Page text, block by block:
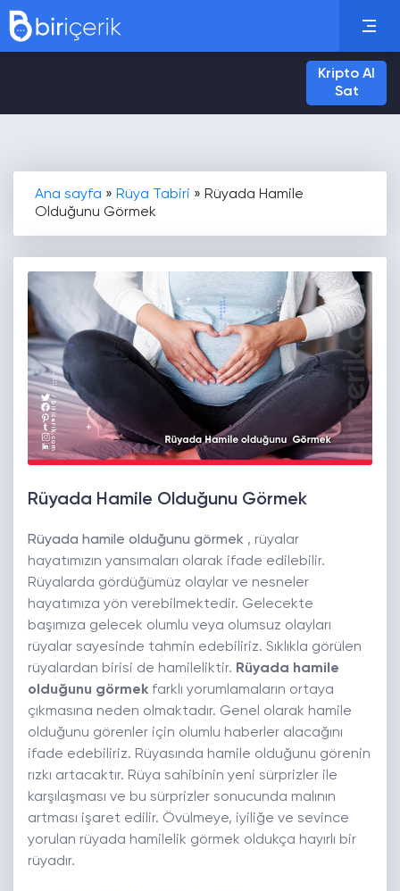
Kripto Al
Sat
Ana sayfa » Rüya Tabiri » Rüyada Hamile
Olduğunu Görmek
Rüyada Hamile Olduğunu Görmek
Rüyada hamile olduğunu görmek , rüyalar
hayatımızın yansımaları olarak ifade edilebilir.
Rüyalarda gördüğümüz olaylar ve nesneler
hayatımıza yön verebilmektedir. Gelecekte
başımıza gelecek olumlu veya olumsuz olayları
rüyalar sayesinde tahmin edebiliriz. Sıklıkla görülen
rüyalardan birisi de hamileliktir. Rüyada hamile
olduğunu görmek farklı yorumlamaların ortaya
çıkmasına neden olmaktadır. Genel olarak hamile
olduğunu görenler için olumlu haberler alacağını
ifade edebiliriz. Rüyasında hamile olduğunu görenin
rızkı artacaktır. Rüya sahibinin yeni sürprizler ile
karşılaşması ve bu sürprizler sonucunda malının
artması işaret edilir. Övülmeye, iyiliğe ve sevince
yorulan rüyada hamilelik görmek oldukça hayırlı bir
rüyadır.